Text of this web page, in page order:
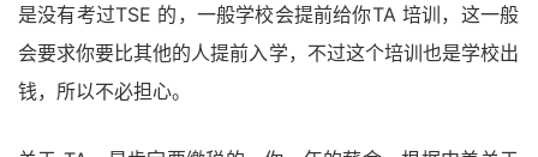
是没有考过TSE 的，一般学校会提前给你TA 培训，这一般
会要求你要比其他的人提前入学，不过这个培训也是学校出
钱，所以不必担心。